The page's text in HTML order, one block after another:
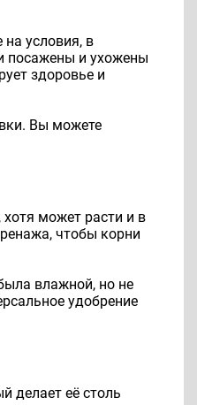
условия, в
посажены и ухожены
здоровье и
Вы можете
может расти и в
чтобы корни
влажной, но не
удобрение
делает её столь